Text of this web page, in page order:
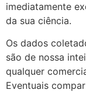
imediatamente
da sua ciência.
Os dados
são de nossa
qualquer
Eventuais